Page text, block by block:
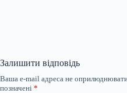
Залишити відповідь
Ваша e-mail адреса не
позначені *